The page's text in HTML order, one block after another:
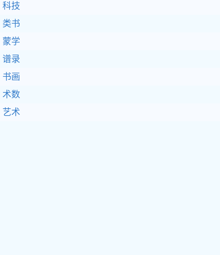
科技
类书
蒙学
谱录
书画
术数
艺术